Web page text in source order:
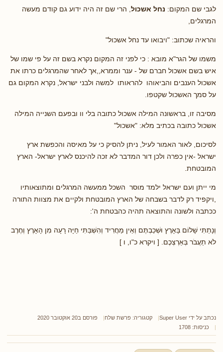
לגבי שם המקום: נחל אשכול , הרי שם זה היה ידוע גם קודם מעשה
המרגלים,
והראיה שכתוב: "ויבואו עד נחל אשכול"
משמו של הגר"א מובא : כי לפני זה המקום נקרא בשם זה על פי שמו של
איש בשם אשכול חברם של - ענר וממרא,,אך לאחר שהמרגלים כרתו את
אשכול הענבים והביאוהו להראותו למשה ולבני ישראל, נקרא המקום גם
על סמך האשכול שקטפו.
מסיבה זו, בראשונה המילה אשכול כתובה בלי וו ובפעם השנייה המילה
אשכול כתובה בכתיב מלא: "אשכול"
לסיכום, לאור האמור לעיל, ניתן להסיק כי על מאיסה והכפשת ארץ
ישראל -אין כפרה ולכן דור המדבר לא זכה להיכנס לארץ ישראל- הארץ
המובטחת.
מי ייתן ועם ישראל ילמד מוסר השכל ממעשה המרגלים ומתוצאותיו
,ויקפיד רק לדבר בשבחה של הארץ המובטחת ולקיים את מצוות התורה
ככתבה ולשונה והתוצאה תהיה כהבטחת ה':
וְנָתַתִּי שָׁלוֹם בָּאָרֶץ וּשְׁכַבְתֶּם וְאֵין מַחֲרִיד וְהִשְׁבַּתִּי חַיָּה רָעָה מִן הָאָרֶץ וְחֶרֶב
לֹא תַעֲבֹר בְּאַרְצְכֶם. [ ויקרא כ"ו, ו ]
נכתב על ידי Super User קטגוריה: פרשת שלח
פורסם ב20 אוקטובר 2020
כניסות: 1708